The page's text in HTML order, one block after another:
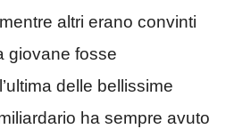
altri erano convinti
giovane fosse
delle bellissime
ha sempre avuto